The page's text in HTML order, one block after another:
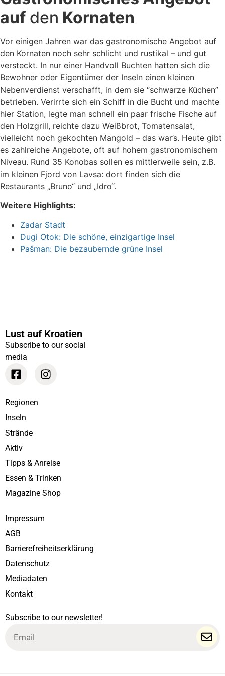
auf den Kornaten
Vor einigen Jahren war das gastronomische Angebot auf
den Kornaten noch sehr schlicht und rustikal – und gut
versteckt. In nur einer Handvoll Buchten hatten sich die
Bewohner oder Eigentümer der Inseln einen kleinen
Nebenverdienst verschafft, in dem sie “schwarze Küchen”
betrieben. Verirrte sich ein Schiff in die Bucht und machte
hier Station, legte man schnell ein paar frische Fische auf
den Holzgrill, reichte dazu Weißbrot, Tomatensalat,
vielleicht noch gekochten Mangold – das war’s. Heute gibt
es zahlreiche Angebote, oft auf hohem gastronomischem
Niveau. Rund 35 Konobas sollen es mittlerweile sein, z.B.
im kleinen Fjord von Lavsa: dort finden sich die
Restaurants „Bruno“ und „Idro“.
Weitere Highlights:
Zadar Stadt
Dugi Otok: Die schöne, einzigartige Insel
Pašman: Die bezaubernde grüne Insel
Lust auf Kroatien
Subscribe to our social
media
Regionen
Inseln
Strände
Aktiv
Tipps & Anreise
Essen & Trinken
Magazine Shop
Impressum
AGB
Barrierefreiheitserklärung
Datenschutz
Mediadaten
Kontakt
Subscribe to our newsletter!